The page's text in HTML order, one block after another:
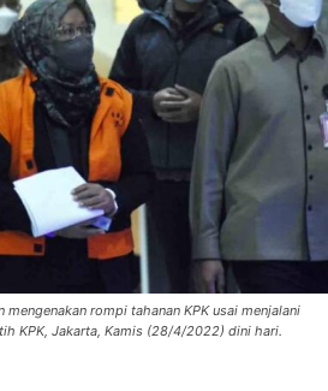
mengenakan rompi tahanan KPK usai menjalani
KPK, Jakarta, Kamis (28/4/2022) dini hari.